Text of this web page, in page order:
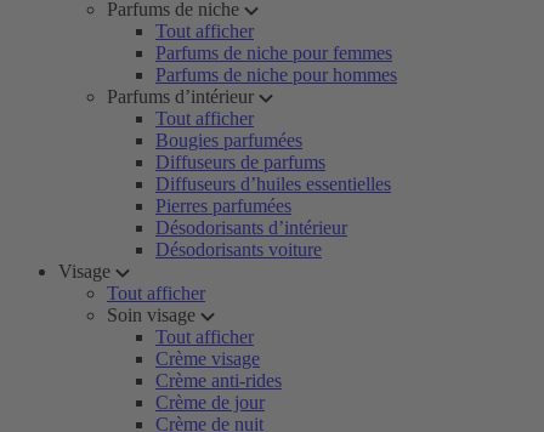
Parfums de niche
Tout afficher
Parfums de niche pour femmes
Parfums de niche pour hommes
Parfums d’intérieur
Tout afficher
Bougies parfumées
Diffuseurs de parfums
Diffuseurs d’huiles essentielles
Pierres parfumées
Désodorisants d’intérieur
Désodorisants voiture
Visage
Tout afficher
Soin visage
Tout afficher
Crème visage
Crème anti-rides
Crème de jour
Crème de nuit